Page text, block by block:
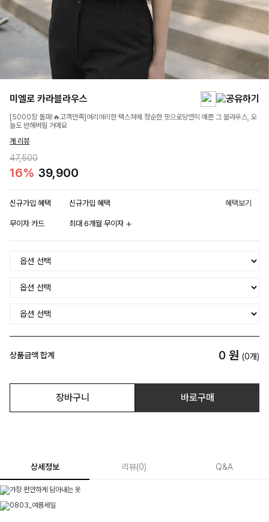
미엘로 카라블라우스
[5000장 돌파!🔥고객만족]여리여리한 텍스쳐에 청순한 핏으로당연히 예쁜 그 블라우스, 오
늘도 반해버릴 거예요
개 리뷰
47,500
16% 39,900
신규가입 혜택 신규가입 혜택 혜택보기
무이자 카드 최대 6개월 무이자
상품금액 합계 0 원 (0개)
장바구니 바로구매
상세정보 리뷰(0) Q&A